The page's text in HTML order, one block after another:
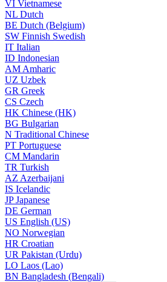
VI Vietnamese
NL Dutch
BE Dutch (Belgium)
SW Finnish Swedish
IT Italian
ID Indonesian
AM Amharic
UZ Uzbek
GR Greek
CS Czech
HK Chinese (HK)
BG Bulgarian
N Traditional Chinese
PT Portuguese
CM Mandarin
TR Turkish
AZ Azerbaijani
IS Icelandic
JPJapanese
DE German
US English (US)
NO Norwegian
HR Croatian
UR Pakistan (Urdu)
LO Laos (Lao)
BN Bangladesh (Bengali)